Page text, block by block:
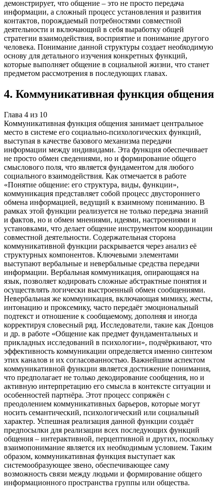
демонстрирует, что общение – это не просто передача
информации, а сложный процесс установления и развития
контактов, порождаемый потребностями совместной
деятельности и включающий в себя выработку общей
стратегии взаимодействия, восприятие и понимание другого
человека. Понимание данной структуры создает необходимую
основу для детального изучения конкретных функций,
которые выполняет общение в социальной жизни, что станет
предметом рассмотрения в последующих главах.
4. Коммуникативная функция общения
Глава 4 из 10
Коммуникативная функция общения занимает центральное
место в системе его социально-психологических функций,
выступая в качестве базового механизма передачи
информации между индивидами. Эта функция обеспечивает
не просто обмен сведениями, но и формирование общего
смыслового поля, что является фундаментом для любого
социального взаимодействия. Как отмечается в работе
«Понятие общение: его структура, виды, функции»,
коммуникация представляет собой процесс двустороннего
обмена информацией, ведущий к взаимному пониманию. В
рамках этой функции реализуется не только передача знаний
и фактов, но и обмен мнениями, идеями, настроениями и
установками, что делает общение инструментом координации
совместной деятельности. Содержательная сторона
коммуникативной функции раскрывается через анализ её
структурных компонентов. Ключевыми элементами
выступают вербальные и невербальные средства передачи
информации. Вербальная коммуникация, опирающаяся на
язык, позволяет кодировать сложные абстрактные понятия и
осуществлять логически выстроенный обмен сообщениями.
Невербальная же коммуникация, включающая мимику, жесты,
интонацию и проксемику, часто передаёт эмоциональный
подтекст и отношение к сообщаемому, дополняя и иногда
корректируя словесный ряд. Исследователи, такие как Донцов
и др. в работе «Общение как предмет фундаментальных и
прикладных исследований в психологии», подчёркивают, что
эффективность коммуникации определяется именно синтезом
этих каналов и их согласованностью. Важнейшим аспектом
коммуникативной функции является достижение понимания,
что предполагает не только декодирование сообщения, но и
активную интерпретацию его смысла в контексте ситуации и
особенностей партнёра. Этот процесс сопряжён с
преодолением коммуникативных барьеров, которые могут
носить семантический, психологический или социальный
характер. Успешная реализация данной функции создаёт
предпосылки для реализации всех последующих функций
общения – интерактивной, перцептивной и других, поскольку
взаимопонимание является их необходимым условием. Таким
образом, коммуникативная функция выступает как
системообразующее звено, обеспечивающее саму
возможность связи между людьми и формирование общего
информационного пространства группы или общества.